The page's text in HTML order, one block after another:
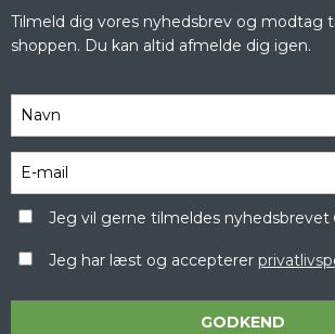
Tilmeld dig vores nyhedsbrev og modtag
shoppen. Du kan altid afmelde dig igen.
Jeg vil gerne tilmeldes nyhedsbrevet
Jeg har læst og accepterer
GODKEND